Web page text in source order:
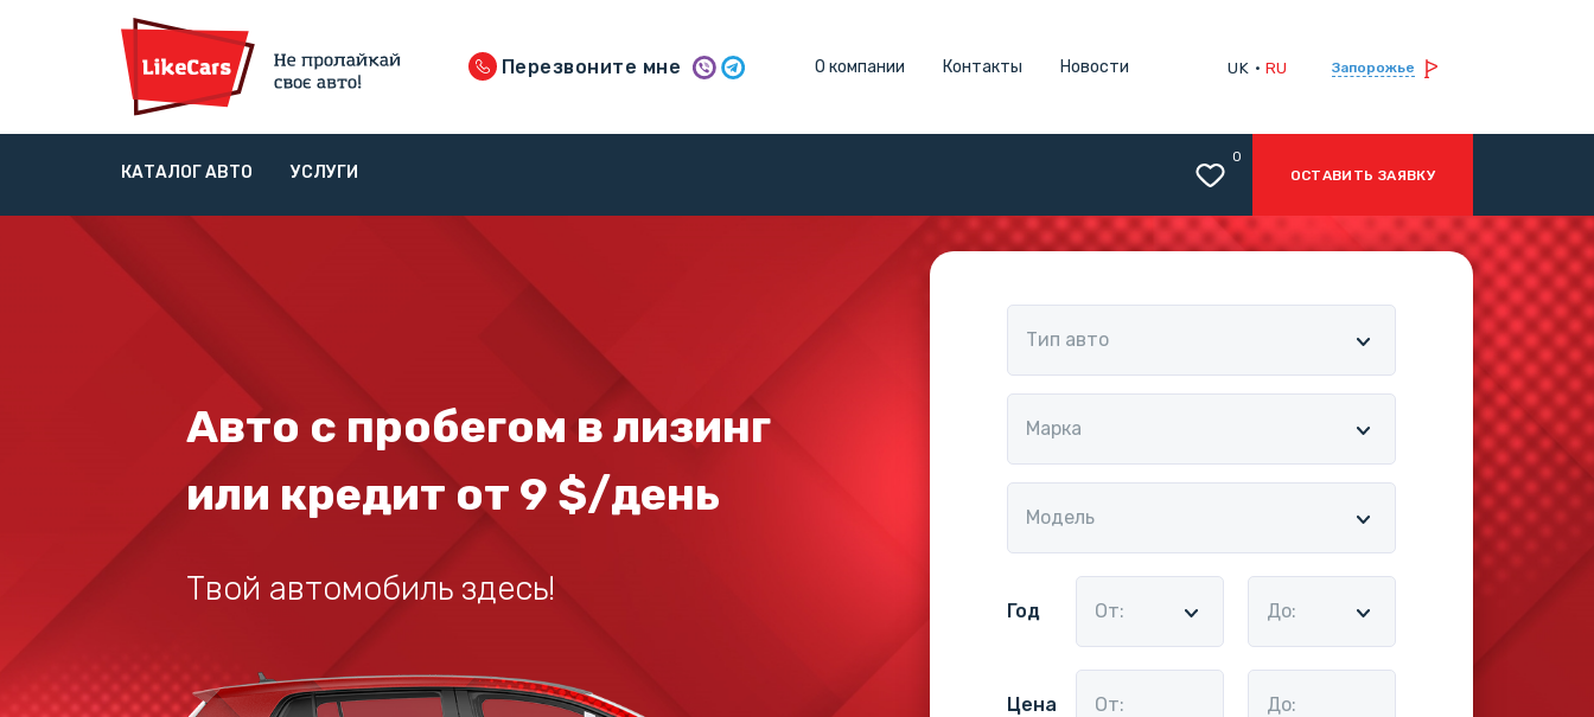
Перезвоните мне О компании Контакты Новости UK RU Запорожье
КАТАЛОГ АВТО УСЛУГИ
0
ОСТАВИТЬ ЗАЯВКУ
Авто с пробегом в лизинг
или кредит от 9 $/день
Твой автомобиль здесь!
Тип авто
Марка
Модель
Год От: До:
Цена